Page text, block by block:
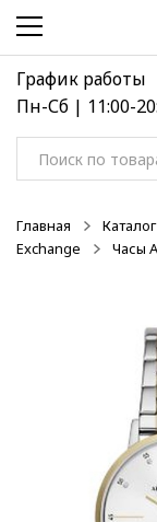
Перейти
навигации
Перейти
содержимому
График работы
Пн-Сб | 11:00-
Искать:
Главная Каталог
Exchange
Часы